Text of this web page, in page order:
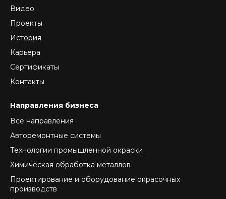
Видео
Проекты
История
Карьера
Сертификаты
Контакты
Направления бизнеса
Все направления
Авторемонтные системы
Технологии промышленной окраски
Химическая обработка металлов
Проектирование и оборудование окрасочных
производств